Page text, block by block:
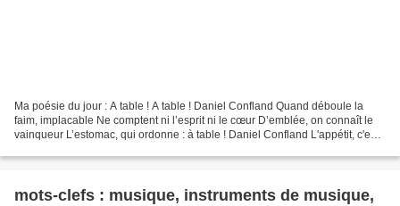
Ma poésie du jour : A table ! A table ! Daniel Confland Quand déboule la
faim, implacable Ne comptent ni l’esprit ni le cœur D’emblée, on connaît le
vainqueur L’estomac, qui ordonne : à table ! Daniel Confland L'appétit, c'est
mots-clefs : musique, instruments de musique,